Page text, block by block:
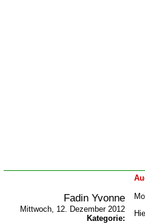
Fadin Yvonne
Mittwoch, 12. Dezember 2012
Kategorie: